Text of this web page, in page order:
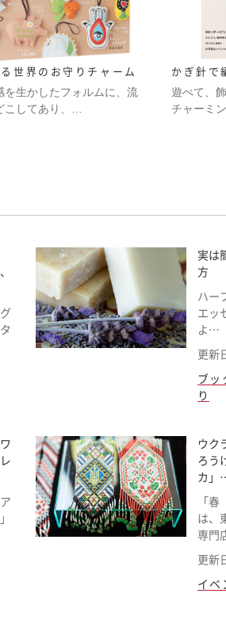
世界のお守りチャーム
を生かしたフォルムに、流
こしてあり、…
かぎ針で
遊べて、
チャーミ
実は
方
ハー
エッ
よ…
更新
ブッ
り
ウク
ろう
カ」
「
は、
専門
更新
イベ